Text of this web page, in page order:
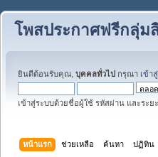
โพสประกาศฟรีกลุ่ม
ยินดีต้อนรับคุณ, บุคคลทั่วไป กรุณา เข้า
เข้าสู่ระบบด้วยชื่อผู้ใช้ รหัสผ่าน และระย
หน้าแรก ช่วยเหลือ ค้นหา ปฏิทิน